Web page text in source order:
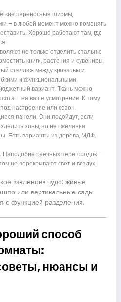
переносные ширмы,
– в любой момент можно поменять
Хорошо работают там, где
не только отделить спальню
книги, растения и сувениры.
стеллаж между кроватью и
и функциональными.
вариант. Ткань можно
– на ваше усмотрение. К тому
настроение или сезон.
панели. Они подойдут, если
зоны, но нет желания
Есть варианты из дерева, МДФ,
Наподобие реечных перегородок –
не перекрывают свет и воздух.
«зеленое» чудо: живые
или вертикальные сады
с функцией разделения.
способ
нюансы и